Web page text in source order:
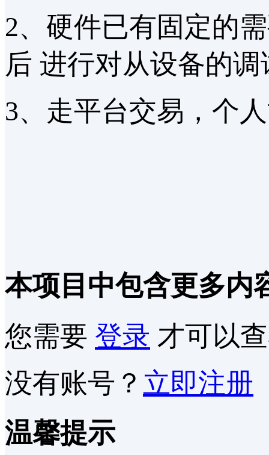
2、硬件已有固定的
后 进行对从设备的调
3、走平台交易，个
本项目中包含更多内
您需要 登录 才可以
没有账号？ 立即注册
温馨提示